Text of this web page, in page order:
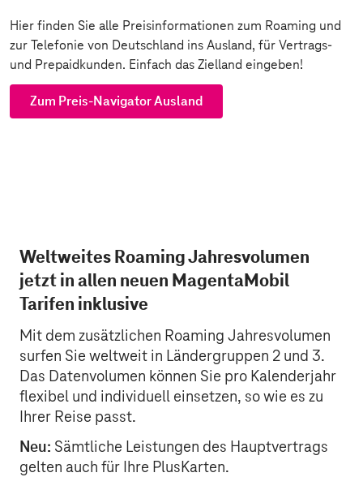
Hier finden Sie alle Preisinformationen zum Roaming und
zur Telefonie von Deutschland ins Ausland, für Vertrags-
und Prepaidkunden. Einfach das Zielland eingeben!
Zum Preis-Navigator Ausland
Weltweites Roaming Jahresvolumen
jetzt in allen neuen MagentaMobil
Tarifen inklusive
Mit dem zusätzlichen Roaming Jahresvolumen
surfen Sie weltweit in Ländergruppen 2 und 3.
Das Datenvolumen können Sie pro Kalenderjahr
flexibel und individuell einsetzen, so wie es zu
Ihrer Reise passt.
Neu: Sämtliche Leistungen des Hauptvertrags
gelten auch für Ihre PlusKarten.